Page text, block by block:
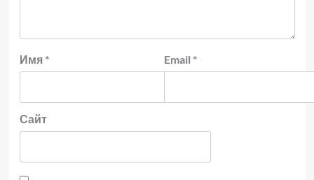
Имя * Email *
Сайт